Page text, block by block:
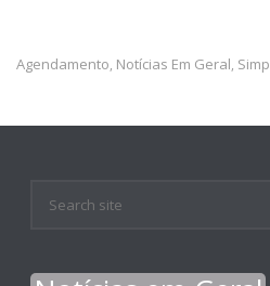
Agendamento, Notícias Em Geral,